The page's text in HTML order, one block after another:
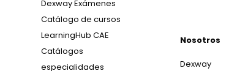
Dexway Exámenes
Catálogo de cursos
LearningHub CAE
Catálogos
especialidades
Nosotros
Dexway